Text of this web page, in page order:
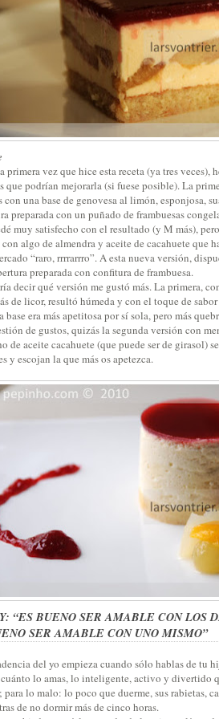
primera vez que hice esta receta (ya tres veces),
que podrían mejorarla (si fuese posible). La
con una base de genovesa al limón, esponjosa,
preparada con un puñado de frambuesas
muy satisfecho con el resultado (y M más),
algo de almendra y aceite de cacahuete que
“raro, rrrrarrro”. A esta nueva versión,
preparada con confitura de frambuesa.
decir qué versión me gustó más. La primera,
de licor, resultó húmeda y con el toque de
base era más apetitosa por sí sola, pero más
de gustos, quizás la segunda versión con
de aceite cacahuete (que puede ser de girasol)
y escojan la que más os apetezca.
“ES BUENO SER AMABLE CON LOS
SER AMABLE CON UNO MISMO”
del yo empieza cuando sólo hablas de tu
lo amas, lo inteligente, activo y divertido
para lo malo: lo poco que duerme, sus rabietas,
de no dormir más de cinco horas.